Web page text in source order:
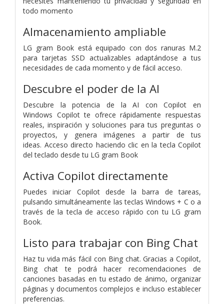
todo momento
Almacenamiento ampliable
LG gram Book está equipado con dos ranuras M.2
para tarjetas SSD actualizables adaptándose a tus
necesidades de cada momento y de fácil acceso.
Descubre el poder de la AI
Descubre la potencia de la AI con Copilot en
Windows Copilot te ofrece rápidamente respuestas
reales, inspiración y soluciones para tus preguntas o
proyectos, y genera imágenes a partir de tus
ideas. Acceso directo haciendo clic en la tecla Copilot
del teclado desde tu LG gram Book
Activa Copilot directamente
Puedes iniciar Copilot desde la barra de tareas,
pulsando simultáneamente las teclas Windows + C o a
través de la tecla de acceso rápido con tu LG gram
Book.
Listo para trabajar con Bing Chat
Haz tu vida más fácil con Bing chat. Gracias a Copilot,
Bing chat te podrá hacer recomendaciones de
canciones basadas en tu estado de ánimo, organizar
páginas y documentos complejos e incluso establecer
preferencias.